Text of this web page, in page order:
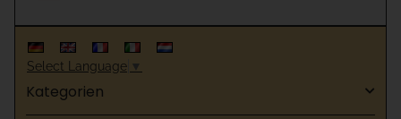
Select Language ▼
Kategorien